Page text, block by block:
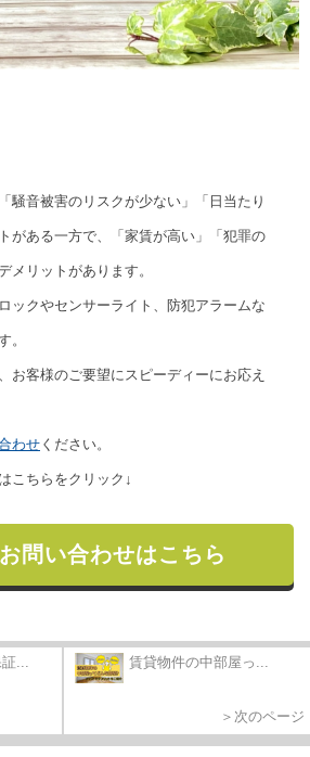
騒音被害のリスクが少ない」「日当たり
がある一方で、「家賃が高い」「犯罪の
メリットがあります。
ックやセンサーライト、防犯アラームな
。
お客様のご要望にスピーディーにお応え
わせください。
こちらをクリック↓
問い合わせはこちら
... 賃貸物件の中部屋っ...
＞次のページ